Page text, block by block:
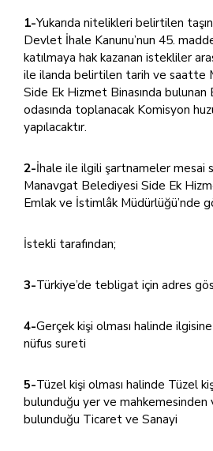
1-Yukarıda nitelikleri belirtilen
Devlet İhale Kanunu’nun 45.
katılmaya hak kazanan istekliler
ile ilanda belirtilen tarih ve saatte
Side Ek Hizmet Binasında bulunan
odasında toplanacak Komisyon
yapılacaktır.
2-İhale ile ilgili şartnameler mesai
Manavgat Belediyesi Side Ek
Emlak ve İstimlâk Müdürlüğü’nde
İstekli tarafından;
3-Türkiye’de tebligat için adres
4-Gerçek kişi olması halinde
nüfus sureti
5-Tüzel kişi olması halinde Tüzel
bulunduğu yer ve mahkemesinden
bulunduğu Ticaret ve Sanayi